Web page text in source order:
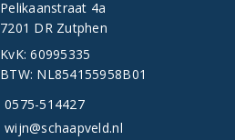
Pelikaanstraat 4a
7201 DR Zutphen
KvK: 60995335
BTW: NL854155958B01
0575-514427
wijn@schaapveld.nl